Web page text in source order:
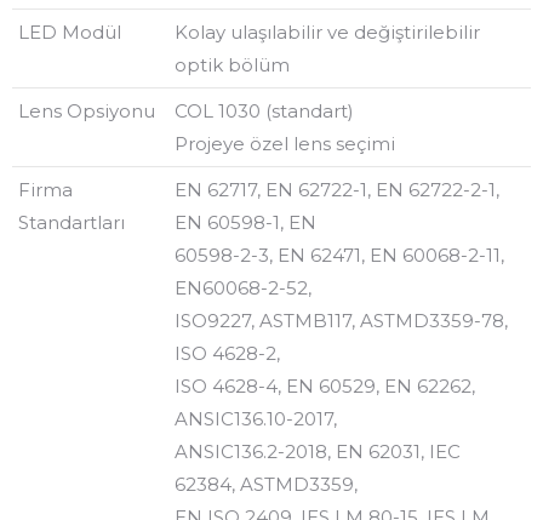
LED Modül
Kolay ulaşılabilir ve değiştirilebilir
optik bölüm
Lens Opsiyonu
COL 1030 (standart)
Projeye özel lens seçimi
Firma
Standartları
EN 62717, EN 62722-1, EN 62722-2-1,
EN 60598-1, EN
60598-2-3, EN 62471, EN 60068-2-11,
EN60068-2-52,
ISO9227, ASTMB117, ASTMD3359-78,
ISO 4628-2,
ISO 4628-4, EN 60529, EN 62262,
ANSIC136.10-2017,
ANSIC136.2-2018, EN 62031, IEC
62384, ASTMD3359,